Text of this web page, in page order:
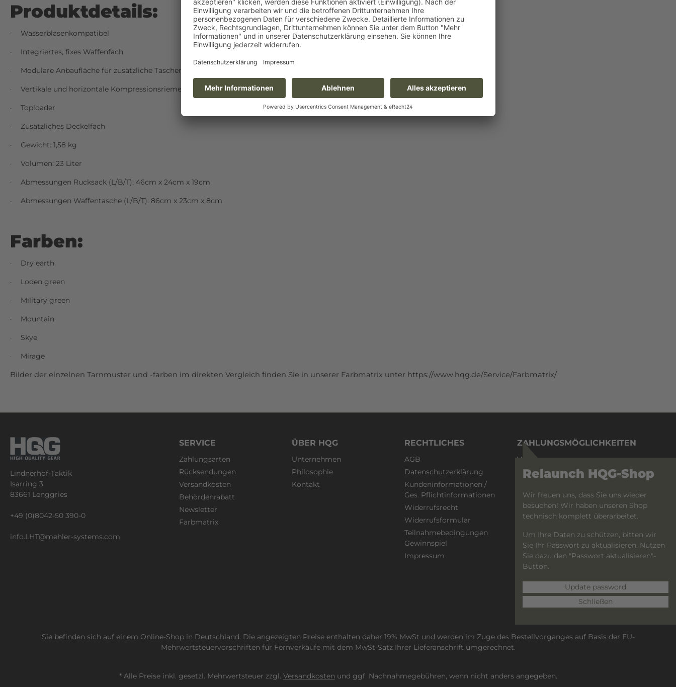
Relaunch HQG-Shop
Wir freuen uns, dass Sie uns wieder
besuchen! Wir haben unseren Shop
technisch komplett überarbeitet.
Um Ihre Daten zu schützen, bitten wir
Sie Ihr Passwort zu aktualisieren. Nutzen
Sie dazu den "Passwort aktualisieren"-
Button.
Update password
Schließen
Produktdetails:
· Wasserblasenkompatibel
· Integriertes, fixes Waffenfach
· Modulare Anbaufläche für zusätzliche Taschen
· Vertikale und horizontale Kompressionsriemen
· Toploader
· Zusätzliches Deckelfach
· Gewicht: 1,58 kg
· Volumen: 23 Liter
· Abmessungen Rucksack (L/B/T): 46cm x 24cm x 19cm
· Abmessungen Waffentasche (L/B/T): 86cm x 23cm x 8cm
Farben:
· Dry earth
· Loden green
· Military green
· Mountain
· Skye
· Mirage
Bilder der einzelnen Tarnmuster und -farben im direkten Vergleich finden Sie in unserer Farbmatrix unter https://www.hqg.de/Service/Farbmatrix/
Lindnerhof-Taktik
Isarring 3
83661 Lenggries
+49 (0)8042-50 390-0
info.LHT@mehler-systems.com
SERVICE
Zahlungsarten
Rücksendungen
Versandkosten
Behördenrabatt
Newsletter
Farbmatrix
ÜBER HQG
Unternehmen
Philosophie
Kontakt
RECHTLICHES
AGB
Datenschutzerklärung
Kundeninformationen /
Ges. Pflichtinformationen
Widerrufsrecht
Widerrufsformular
Teilnahmebedingungen
Gewinnspiel
Impressum
ZAHLUNGSMÖGLICHKEITEN
Vorkasse
PayPal
Sie befinden sich auf einem Online-Shop in Deutschland. Die angezeigten Preise enthalten daher 19% MwSt und werden im Zuge des Bestellvorganges auf Basis der EU-
Mehrwertsteuervorschriften für Fernverkäufe mit dem MwSt-Satz Ihrer Lieferanschrift umgerechnet.
* Alle Preise inkl. gesetzl. Mehrwertsteuer zzgl. Versandkosten und ggf. Nachnahmegebühren, wenn nicht anders angegeben.